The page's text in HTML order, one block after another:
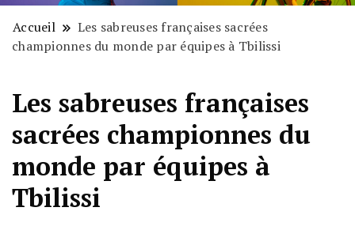
Accueil
Les sabreuses françaises sacrées
championnes du monde par équipes à Tbilissi
Les sabreuses françaises
sacrées championnes du
monde par équipes à
Tbilissi